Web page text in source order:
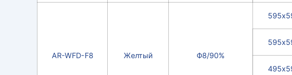
AR-WFD-F8 Желтый Ф8/90%